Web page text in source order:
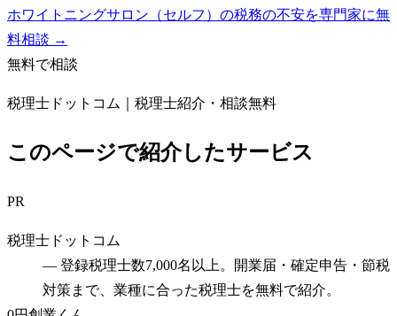
ホワイトニングサロン（セルフ）の税務の不安を専門家に無
料相談 →
無料で相談
税理士ドットコム｜税理士紹介・相談無料
このページで紹介したサービス
PR
税理士ドットコム
— 登録税理士数7,000名以上。開業届・確定申告・節税
対策まで、業種に合った税理士を無料で紹介。